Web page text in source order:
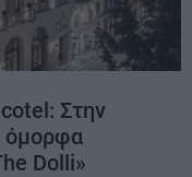
Στην
όμορφα
Dolli»